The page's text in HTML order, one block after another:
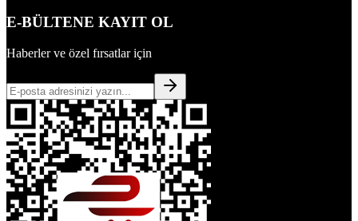
E-BÜLTENE KAYIT OL
Haberler ve özel fırsatlar için